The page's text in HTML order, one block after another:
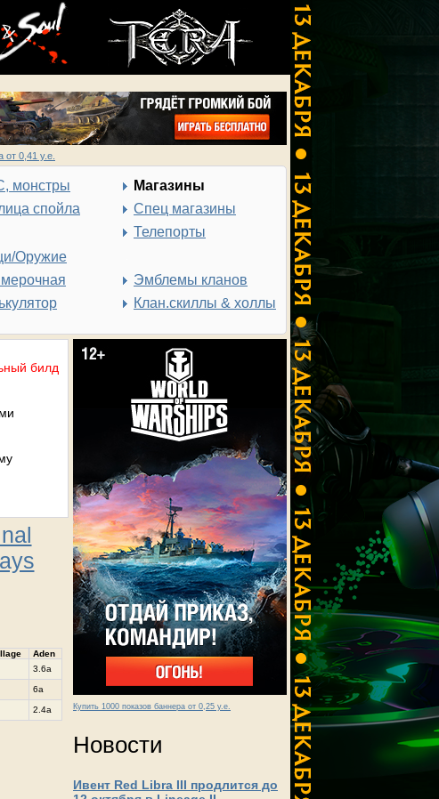
от 0,41 у.е.
монстры
спойла
Оружие
Магазины
Спец магазины
Телепорты
Эмблемы кланов
Клан.скиллы & холлы
Купить 1000 показов баннера от 0,25 у.е.
Новости
Ивент Red Libra III продлится до
билд
Aden
3.6a
6a
2.4a